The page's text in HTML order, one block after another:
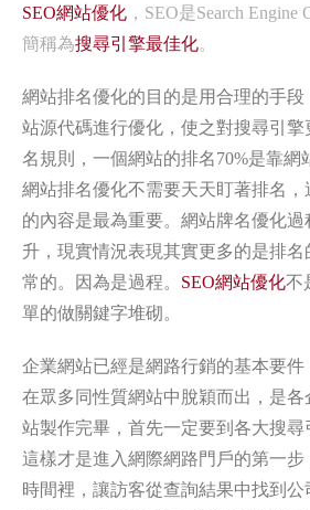
SEO網站優化 ，SEO是Search Engine
簡稱為搜尋引擎最佳化。
網站排名優化的目的是用合理的手段
站源代碼進行優化，使之對搜尋引
名規則，一個網站的排名70%是靠網
網站排名優化不需要天天盯著排名
的內容是最為重要。網站牌名優化過
升，現實情況表現其實更多的是排
常的。因為是過程。 SEO網站優化不
單的做關鍵字堆砌。
企業網站已經是網路行銷的基本要
在眾多同性質網站中脫穎而出，是各
站製作完畢，首先一定要到各大搜尋
這樣才是進入網際網路門戶的第一
時間裡，讓訪客從查詢結果中找到